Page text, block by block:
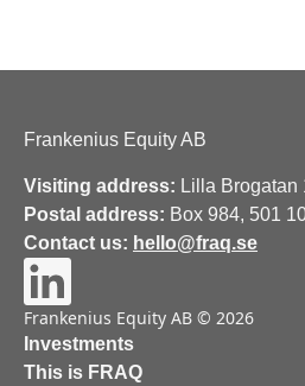
Frankenius Equity AB
Visiting address: Lilla Brogatan
Postal address: Box 984, 501
Contact us: hello@fraq.se
Frankenius Equity AB © 2026
Investments
This is FRAQ